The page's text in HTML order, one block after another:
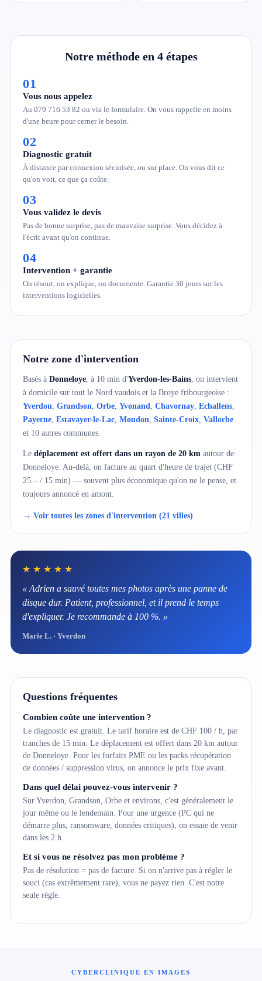
Notre méthode en 4 étapes
01
Vous nous appelez
Au 079 716 53 82 ou via le formulaire. On vous rappelle en moins
d'une heure pour cerner le besoin.
02
Diagnostic gratuit
À distance par connexion sécurisée, ou sur place. On vous dit ce
qu'on voit, ce que ça coûte.
03
Vous validez le devis
Pas de bonne surprise, pas de mauvaise surprise. Vous décidez à
l'écrit avant qu'on continue.
04
Intervention + garantie
On résout, on explique, on documente. Garantie 30 jours sur les
interventions logicielles.
Notre zone d'intervention
Basés à Donneloye, à 10 min d'Yverdon-les-Bains, on intervient
à domicile sur tout le Nord vaudois et la Broye fribourgeoise :
Yverdon, Grandson, Orbe, Yvonand, Chavornay, Echallens,
Payerne, Estavayer-le-Lac, Moudon, Sainte-Croix, Vallorbe
et 10 autres communes.
Le déplacement est offert dans un rayon de 20 km autour de
Donneloye. Au-delà, on facture au quart d'heure de trajet (CHF
25.– / 15 min) — souvent plus économique qu'on ne le pense, et
toujours annoncé en amont.
→ Voir toutes les zones d'intervention (21 villes)
★★★★★
« Adrien a sauvé toutes mes photos après une panne de
disque dur. Patient, professionnel, et il prend le temps
d'expliquer. Je recommande à 100 %. »
Marie L. · Yverdon
Questions fréquentes
Combien coûte une intervention ?
Le diagnostic est gratuit. Le tarif horaire est de CHF 100 / h, par
tranches de 15 min. Le déplacement est offert dans 20 km autour
de Donneloye. Pour les forfaits PME ou les packs récupération
de données / suppression virus, on annonce le prix fixe avant.
Dans quel délai pouvez-vous intervenir ?
Sur Yverdon, Grandson, Orbe et environs, c'est généralement le
jour même ou le lendemain. Pour une urgence (PC qui ne
démarre plus, ransomware, données critiques), on essaie de venir
dans les 2 h.
Et si vous ne résolvez pas mon problème ?
Pas de résolution = pas de facture. Si on n'arrive pas à régler le
souci (cas extrêmement rare), vous ne payez rien. C'est notre
seule règle.
CYBERCLINIQUE EN IMAGES